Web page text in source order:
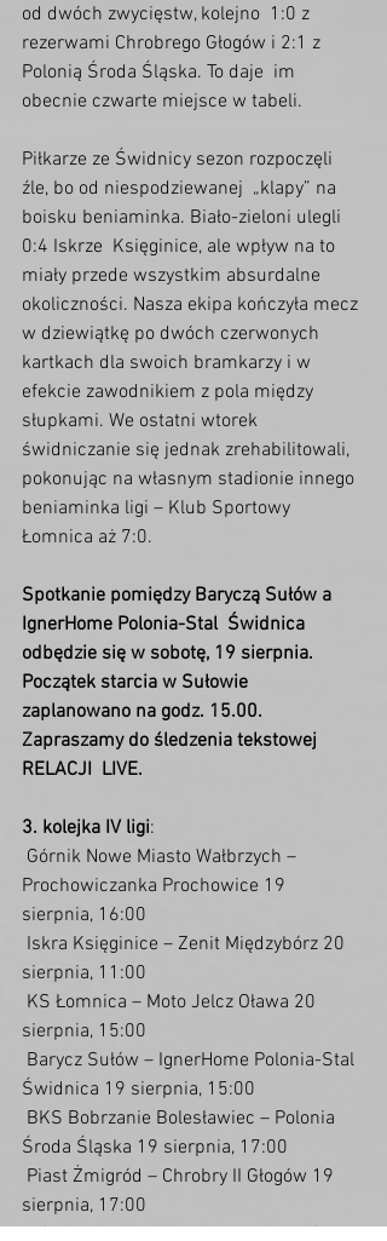
od dwóch zwycięstw, kolejno  1:0 z
rezerwami Chrobrego Głogów i 2:1 z
Polonią Środa Śląska. To daje  im
obecnie czwarte miejsce w tabeli.
Piłkarze ze Świdnicy sezon rozpoczęli
źle, bo od niespodziewanej  „klapy” na
boisku beniaminka. Biało-zieloni ulegli
0:4 Iskrze  Księginice, ale wpływ na to
miały przede wszystkim absurdalne
okoliczności. Nasza ekipa kończyła mecz
w dziewiątkę po dwóch czerwonych
kartkach dla swoich bramkarzy i w
efekcie zawodnikiem z pola między
słupkami. We ostatni wtorek
świdniczanie się jednak zrehabilitowali,
pokonując na własnym stadionie innego
beniaminka ligi – Klub Sportowy
Łomnica aż 7:0.
Spotkanie pomiędzy Baryczą Sułów a
IgnerHome Polonia-Stal  Świdnica
odbędzie się w sobotę, 19 sierpnia.
Początek starcia w Sułowie
zaplanowano na godz. 15.00.
Zapraszamy do śledzenia tekstowej
RELACJI  LIVE.
3. kolejka IV ligi:
Prochowiczanka Prochowice 19
sierpnia, 16:00
sierpnia, 11:00
sierpnia, 15:00
Świdnica 19 sierpnia, 15:00
Środa Śląska 19 sierpnia, 17:00
sierpnia, 17:00